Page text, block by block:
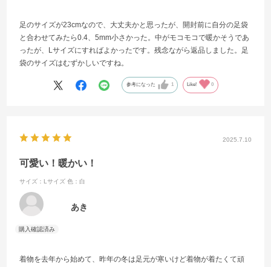
足のサイズが23cmなので、大丈夫かと思ったが、開封前に自分の足袋
と合わせてみたら0.4、5mm小さかった。中がモコモコで暖かそうであ
ったが、Lサイズにすればよかったです。残念ながら返品しました。足
袋のサイズはむずかしいですね。
参考になった 1 Like! 0
2025.7.10
可愛い！暖かい！
サイズ：Lサイズ 色：白
あき
着物を去年から始めて、昨年の冬は足元が寒いけど着物が着たくて頑